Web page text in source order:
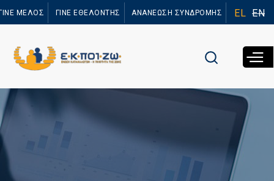
προς το
ΜΕΛΟΣ ΓΙΝΕ ΕΘΕΛΟΝΤΗΣ ΑΝΑΝΕΩΣΗ ΣΥΝΔΡΟΜΗΣ EL EN